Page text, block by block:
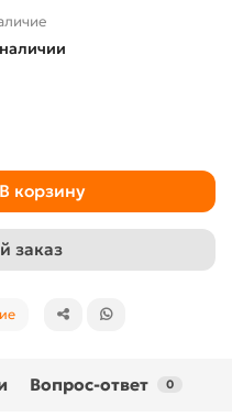
В корзину
заказ
Вопрос-ответ 0